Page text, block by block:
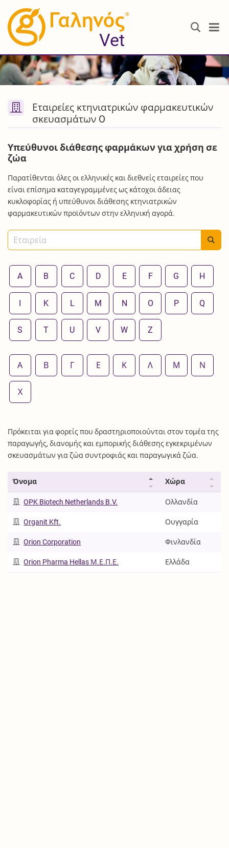
®
Vet
Εταιρείες κτηνιατρικών φαρμακευτικών
σκευασμάτων O
Υπεύθυνοι διάθεσης φαρμάκων για χρήση σε
ζώα
Παρατίθενται όλες οι ελληνικές και διεθνείς εταιρείες που
είναι επίσημα καταγεγραμμένες ως κάτοχοι άδειας
κυκλοφορίας ή υπεύθυνοι διάθεσης κτηνιατρικών
φαρμακευτικών προϊόντων στην ελληνική αγορά.
A B C D E F G H
I K L M N O P Q
S T U V W Z
Α Β Γ Ε Κ Λ Μ Ν
Χ
Πρόκειται για φορείς που δραστηριοποιούνται στον τομέα της
παραγωγής, διανομής και εμπορικής διάθεσης εγκεκριμένων
σκευασμάτων για ζώα συντροφιάς και παραγωγικά ζώα.
Όνομα Χώρα
OPK Biotech Netherlands B.V. Ολλανδία
Organit Kft. Ουγγαρία
Orion Corporation Φινλανδία
Orion Pharma Hellas Μ.Ε.Π.Ε. Ελλάδα